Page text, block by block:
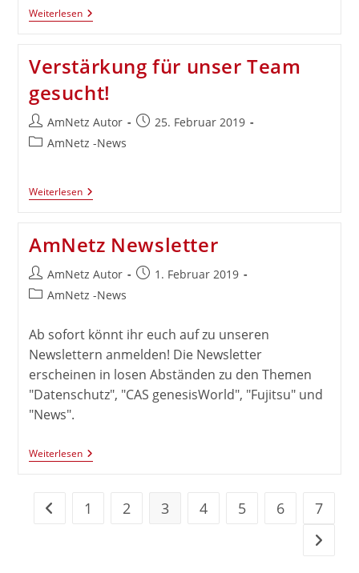
WeiterlesenWir
Sind
Partner
Von
Lansweeper!
Verstärkung für unser Team
gesucht!
Beitrags-
Autor:
AmNetz Autor
Beitrag25. Februar 2019
Beitrags-
AmNetz -News
WeiterlesenVerstärkung
Für
Gesucht!
AmNetz Newsletter
Beitrags-
Autor:
AmNetz Autor
Beitrag1. Februar 2019
Beitrags-
AmNetz -News
Ab sofort könnt ihr euch auf zu unseren
Newslettern anmelden! Die Newsletter
erscheinen in losen Abständen zu den Themen
"Datenschutz", "CAS genesisWorld", "Fujitsu" und
"News".
WeiterlesenAmNetz
Newsletter
Zur vorherigen Seite
1 2 3 4 5 6 7
Zur